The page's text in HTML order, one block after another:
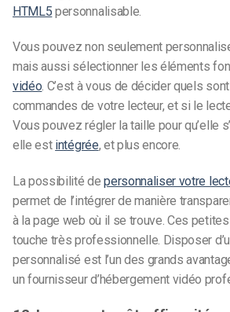
HTML5 personnalisable.
Vous pouvez non seulement
mais aussi sélectionner les éléments
vidéo. C’est à vous de décider quels
commandes de votre lecteur, et si le
Vous pouvez régler la taille pour qu’elle
elle est intégrée, et plus encore.
La possibilité depersonnaliser votre
permet de l’intégrer de manière
à la page web où il se trouve. Ces
touche très professionnelle. Disposer
personnalisé est l’un des grands
un fournisseur d’hébergement vidéo